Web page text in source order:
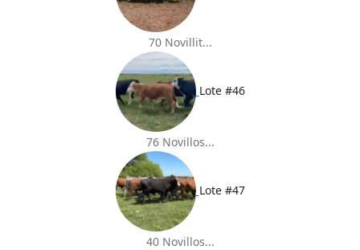
70 Novillit...
Lote #46
76 Novillos...
Lote #47
40 Novillos...